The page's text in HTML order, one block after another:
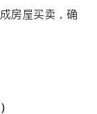
房屋买卖，确